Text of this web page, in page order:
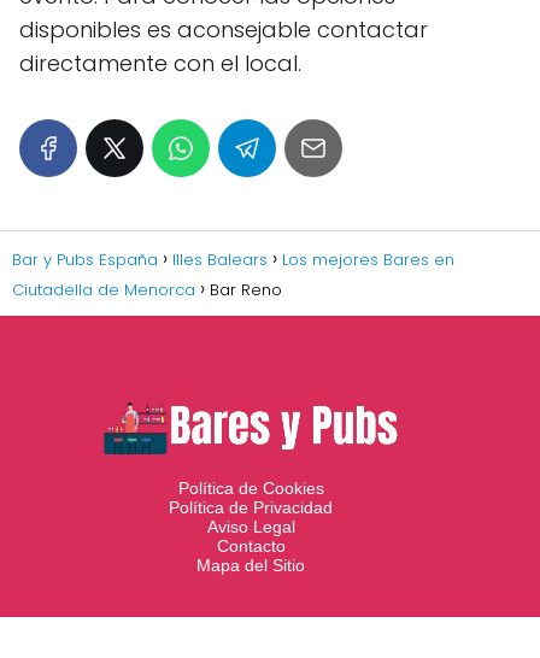
disponibles es aconsejable contactar
directamente con el local.
Bar y Pubs España Illes Balears
Los mejores Bares en
Ciutadella de Menorca
Bar Reno
Política de Cookies
Política de Privacidad
Aviso Legal
Contacto
Mapa del Sitio